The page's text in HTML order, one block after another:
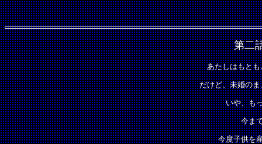
第二
あたしはもと
だけど、未婚の
いや、も
今ま
今度子供を